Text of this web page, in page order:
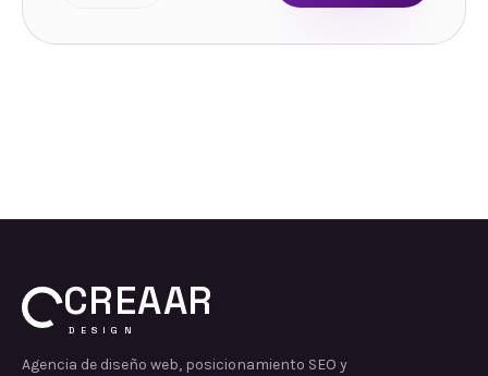
CREAAR
DESIGN
Agencia de diseño web, posicionamiento SEO y